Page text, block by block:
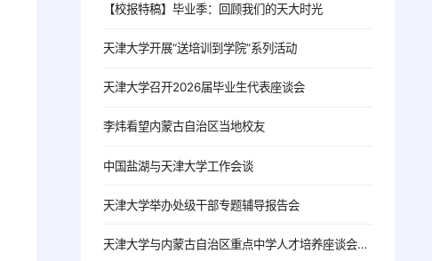
【校报特稿】毕业季：回顾我们的天大时光
天津大学开展“送培训到学院”系列活动
天津大学召开2026届毕业生代表座谈会
李炜看望内蒙古自治区当地校友
中国盐湖与天津大学工作会谈
天津大学举办处级干部专题辅导报告会
天津大学与内蒙古自治区重点中学人才培养座谈会顺利召开